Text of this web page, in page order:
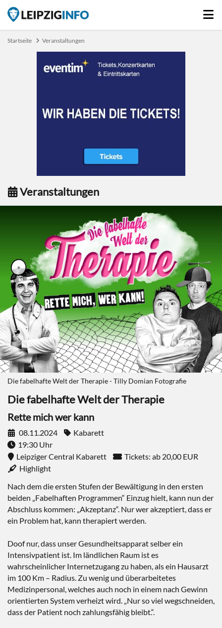
Startseite Veranstaltungen
Veranstaltungen
Die fabelhafte Welt der Therapie - Tilly Domian Fotografie
Die fabelhafte Welt der Therapie
Rette mich wer kann
08.11.2024
Kabarett
19:30 Uhr
Leipziger Central Kabarett
Tickets: ab 20,00 EUR
Highlight
Nach dem die ersten Stufen der Bewältigung in den ersten
beiden „Fabelhaften Programmen“ Einzug hielt, kann nun der
Abschluss kommen: „Akzeptanz“. Nur wer akzeptiert, dass er
ein Problem hat, kann therapiert werden.
Doof nur, dass unser Gesundheitsapparat selber ein
Intensivpatient ist. Im ländlichen Raum ist es
wahrscheinlicher Internetzugang zu haben, als ein Hausarzt
im 100 Km – Radius. Zu wenig und überarbeitetes
Medizinpersonal, welches auch noch in einem nach Gewinn
orientierten System verheizt wird. „Nur so viel wegschneiden,
dass der Patient noch zahlungsfähig bleibt.“.